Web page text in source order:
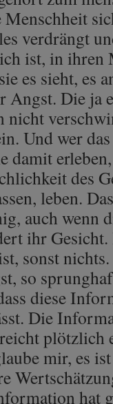
Menschheit
verdrängt
ist, in
es sieht, es
Die ja
nicht
Und wer
damit
des
leben.
auch wenn
ihr Gesicht.
sonst
so
diese
Die
plötzlich
mir, es
hat